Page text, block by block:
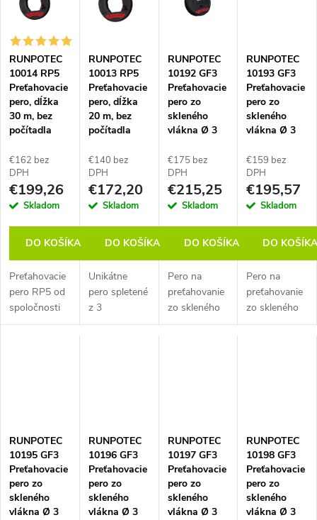
p
i
s
p
r
o
d
u
k
v
RUNPOTEC
10014 RP5
Preťahovacie
pero, dĺžka
30 m, bez
počítadla
€162 bez
DPH
€199,26
Skladom
DO KOŠÍKA
Preťahovacie
pero RP5 od
spoločnosti
RUNPOTEC s
bez...
RUNPOTEC
10013 RP5
Preťahovacie
pero, dĺžka
20 m, bez
počítadla
€140 bez
DPH
€172,20
Skladom
DO KOŠÍKA
Unikátne
pero spletené
z 3
špeciálnych
koncoch. Zaťaženie
v ťahu až
270...
RUNPOTEC
10192 GF3
Preťahovacie
pero zo
skleného
vlákna Ø 3
m, s
digitálnym
počítadlom
metrov
€175 bez
DPH
€215,25
Skladom
DO KOŠÍKA
Pero na
preťahovanie
zo skleného
vlákna GF3 s
boxu.
Náhrada za...
RUNPOTEC
10193 GF3
Preťahovacie
pero zo
skleného
vlákna Ø 3
m, s
digitálnym
počítadlom
metrov
€159 bez
DPH
€195,57
Skladom
DO
Pero na
preťahovanie
zo skleného
vlákna GF3 s
boxu.
Náhrada za...
RUNPOTEC
10195 GF3
Preťahovacie
pero zo
skleného
vlákna Ø 3
RUNPOTEC
10196 GF3
Preťahovacie
pero zo
skleného
vlákna Ø 3
RUNPOTEC
10197 GF3
Preťahovacie
pero zo
skleného
vlákna Ø 3
RUNPOTEC
10198 GF3
Preťahovacie
pero zo
skleného
vlákna Ø 3